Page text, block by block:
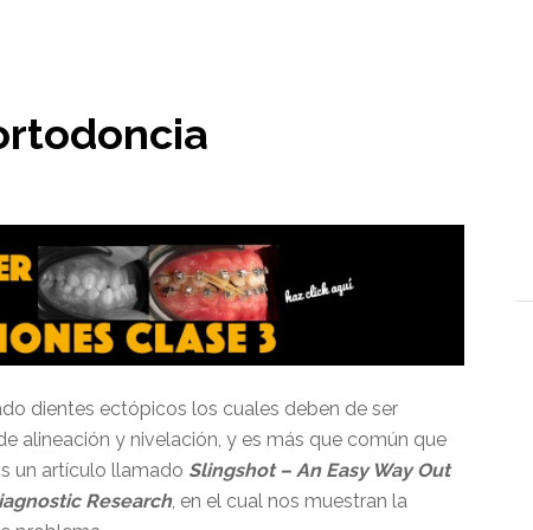
dientes ectópicos los cuales deben de ser
alineación y nivelación, y es más que común que
un artículo llamado Slingshot – An Easy Way Out
Research, en el cual nos muestran la